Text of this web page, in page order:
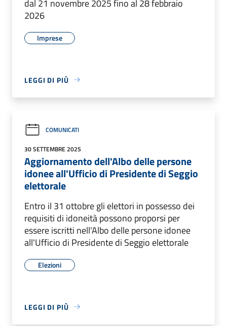
dal 21 novembre 2025 fino al 28 febbraio
2026
Imprese
LEGGI DI PIÙ
COMUNICATI
30 SETTEMBRE 2025
Aggiornamento dell'Albo delle persone
idonee all'Ufficio di Presidente di Seggio
elettorale
Entro il 31 ottobre gli elettori in possesso dei
requisiti di idoneità possono proporsi per
essere iscritti nell'Albo delle persone idonee
all'Ufficio di Presidente di Seggio elettorale
Elezioni
LEGGI DI PIÙ